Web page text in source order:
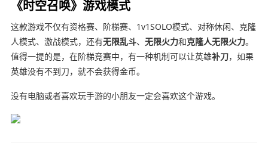
《时空召唤》 游戏模式
这款游戏不仅有资格赛、阶梯赛、1v1SOLO模式、对称休闲、克隆
人模式、激战模式，还有无限乱斗、 无限火力和克隆人无限火力。
值得一提的是，在阶梯竞赛中，有一种机制可以让英雄补刀，如果
英雄没有不到刀，就不会获得金币。
没有电脑或者喜欢玩手游的小朋友一定会喜欢这个游戏。